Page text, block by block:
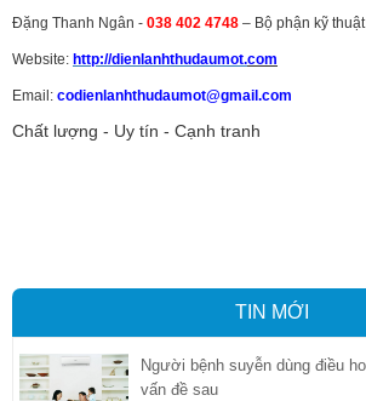
Đặng Thanh Ngân - 038 402 4748 – Bộ phận kỹ thuật
Website: http://dienlanhthudaumot.com
Email: codienlanhthudaumot@gmail.com
Chất lượng - Uy tín - Cạnh tranh
TIN MỚI
Người bệnh suyễn dùng điều
vấn đề sau